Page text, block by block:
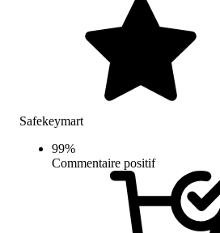
Safekeymart
99%
Commentaire positif